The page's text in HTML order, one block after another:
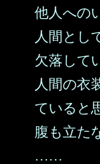
他人への
人間とし
欠落して
人間の衣
ていると
腹も立た
……